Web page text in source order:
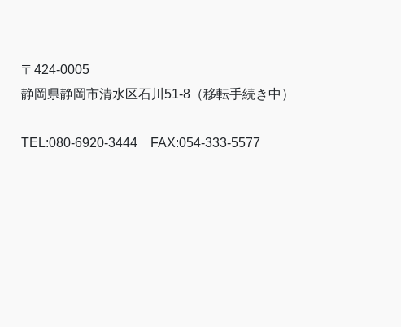
〒424-0005
静岡県静岡市清水区石川51-8（移転手続き中）
TEL:080-6920-3444 FAX:054-333-5577